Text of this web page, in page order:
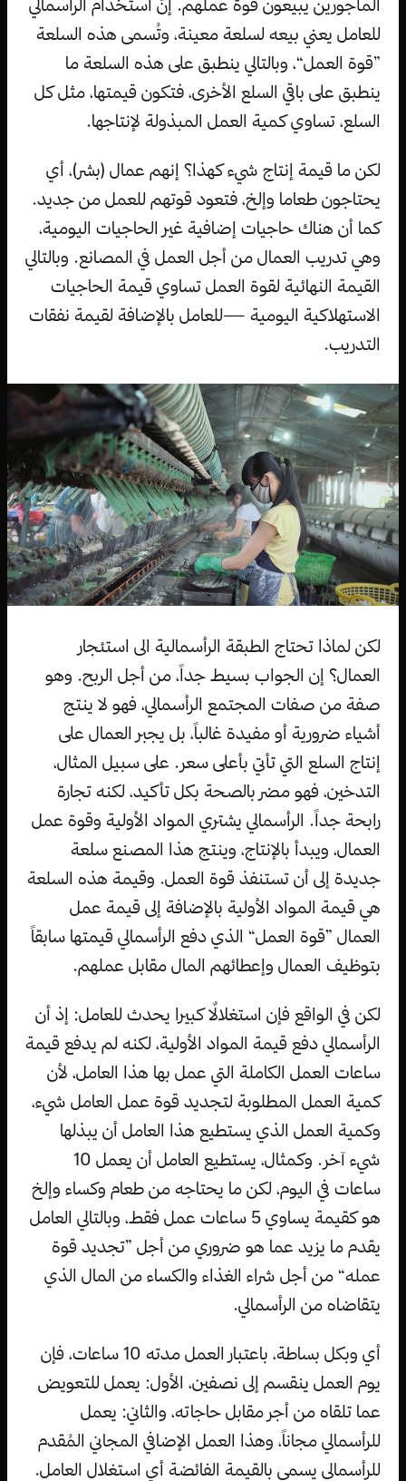
المأجورين يبيعون قوة عملهم. إنّ استخدام الرأسمالي
للعامل يعني بيعه لسلعة معينة، وتُسمى هذه السلعة
”قوة العمل“، وبالتالي ينطبق على هذه السلعة ما
ينطبق على باقي السلع الأخرى، فتكون قيمتها، مثل كل
السلع، تساوي كمية العمل المبذولة لإنتاجها.
لكن ما قيمة إنتاج شيء كهذا؟ إنهم عمال (بشر)، أي
يحتاجون طعاما وإلخ، فتعود قوتهم للعمل من جديد.
كما أن هناك حاجيات إضافية غير الحاجيات اليومية،
وهي تدريب العمال من أجل العمل في المصانع. وبالتالي
القيمة النهائية لقوة العمل تساوي قيمة الحاجيات
الاستهلاكية اليومية —للعامل بالإضافة لقيمة نفقات
التدريب.
لكن لماذا تحتاج الطبقة الرأسمالية الى استئجار
العمال؟ إن الجواب بسيط جداً، من أجل الربح. وهو
صفة من صفات المجتمع الرأسمالي، فهو لا ينتج
أشياء ضرورية أو مفيدة غالباً، بل يجبر العمال على
إنتاج السلع التي تأتي بأعلى سعر. على سبيل المثال،
التدخين، فهو مضر بالصحة بكل تأكيد، لكنه تجارة
رابحة جداً. الرأسمالي يشتري المواد الأولية وقوة عمل
العمال، ويبدأ بالإنتاج، وينتج هذا المصنع سلعة
جديدة إلى أن تستنفذ قوة العمل. وقيمة هذه السلعة
هي قيمة المواد الأولية بالإضافة إلى قيمة عمل
العمال ”قوة العمل“ الذي دفع الرأسمالي قيمتها سابقاً
بتوظيف العمال وإعطائهم المال مقابل عملهم.
لكن في الواقع فإن استغلالٌا كبيرا يحدث للعامل: إذ أن
الرأسمالي دفع قيمة المواد الأولية، لكنه لم يدفع قيمة
ساعات العمل الكاملة التي عمل بها هذا العامل، لأن
كمية العمل المطلوبة لتجديد قوة عمل العامل شيء،
وكمية العمل الذي يستطيع هذا العامل أن يبذلها
شيء آخر. وكمثال، يستطيع العامل أن يعمل 10
ساعات في اليوم، لكن ما يحتاجه من طعام وكساء وإلخ
هو كقيمة يساوي 5 ساعات عمل فقط، وبالتالي العامل
يقدم ما يزيد عما هو ضروري من أجل ”تجديد قوة
عمله“ من أجل شراء الغذاء والكساء من المال الذي
يتقاضاه من الرأسمالي.
أي وبكل بساطة، باعتبار العمل مدته 10 ساعات، فإن
يوم العمل ينقسم إلى نصفين، الأول: يعمل للتعويض
عما تلقاه من أجر مقابل حاجاته، والثاني: يعمل
للرأسمالي مجاناً، وهذا العمل الإضافي المجاني المُقدم
للرأسمالي يسمى بالقيمة الفائضة أي استغلال العامل.